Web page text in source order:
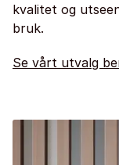
kvalitet og
bruk.
Se vårt utvalg